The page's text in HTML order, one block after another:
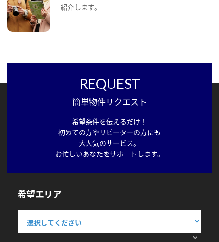
紹介します。
REQUEST
簡単物件リクエスト
希望条件を伝えるだけ！
初めての方やリピーターの方にも
大人気のサービス。
お忙しいあなたをサポートします。
希望エリア